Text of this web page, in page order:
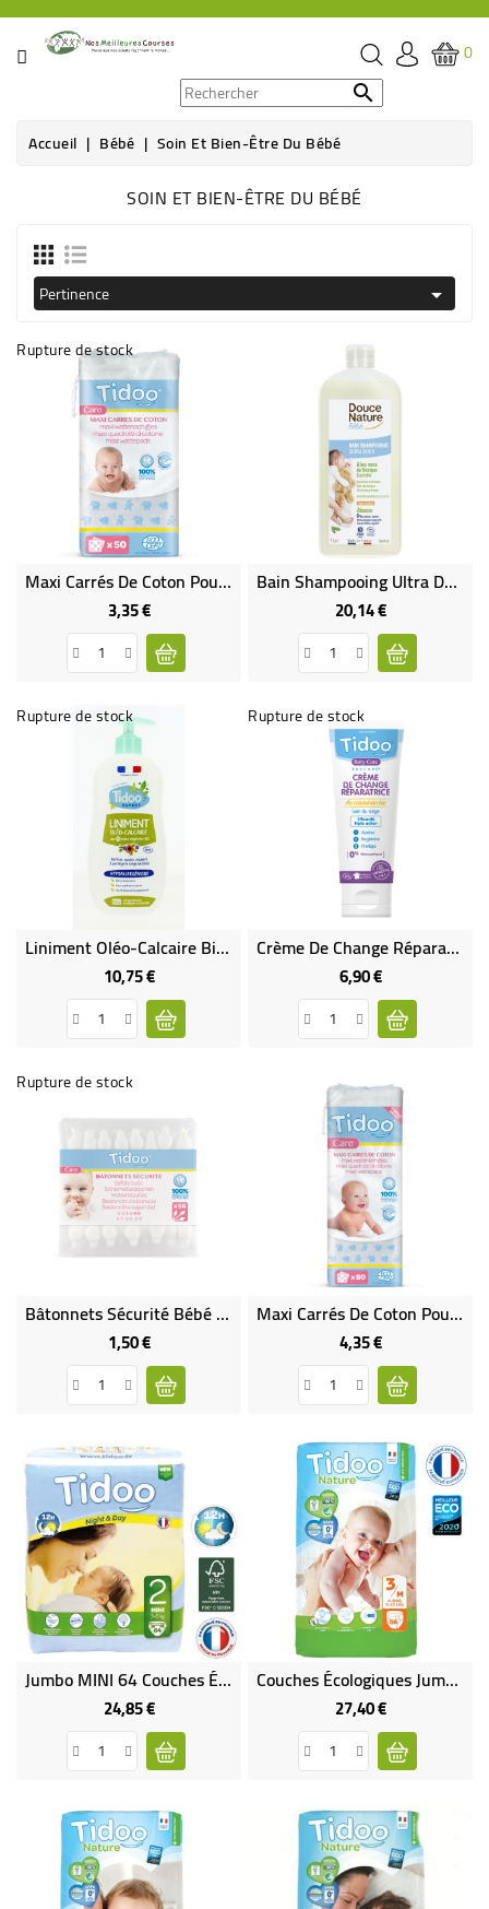
CATÉGORIE
ÉPICERIE
BOISSON
SOINS
CULTUREL
0

Accueil Bébé Soin Et Bien-Être Du Bébé
SOIN ET BIEN-ÊTRE DU BÉBÉ
Pertinence 
Rupture de stock
Maxi Carrés De Coton Pour Bébé (x50) Bio
3,35 €Prix
Bain Shampooing Ultra Doux Sans Sulfates, Hypoallergénique
20,14 €Prix
Rupture de stock
Liniment Oléo-Calcaire Bio 450 ML
10,75 €Prix
Rupture de stock
Crème De Change Réparatrice Erycare Au Calendula Bio - 75 G | TIDOO
6,90 €Prix
Rupture de stock
Bâtonnets Sécurité Bébé Bio
1,50 €Prix
Maxi Carrés De Coton Pour Bébés (x80) Bio
4,35 €Prix
Jumbo MINI 64 Couches Écologiques T2 - 3 À 6 Kg
24,85 €Prix
Couches Écologiques Jumbo Pack (x56) - T3/M (4 À 9 Kg)
27,40 €Prix